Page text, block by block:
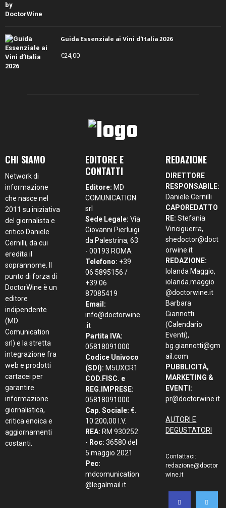
Guida Essenziale ai Vini d’Italia 2026
€24,00
CHI SIAMO
Network di
informazione
che nasce nel
2011 su iniziativa
del giornalista e
critico Daniele
Cernilli, da cui
eredita il
soprannome. Il
punto di forza di
DoctorWine è un
editore
indipendente
(MD
Comunication
srl) e la stretta
integrazione fra
web e prodotti
cartacei per
garantire
informazione
giornalistica,
critica enoica e
aggiornamenti
costanti.
EDITORE E
CONTATTI
Editore: MD
COMUNICATION
srl
Sede Legale: Via
Giovanni Pierluigi
da Palestrina, 63
- 00193 ROMA
Telefono: +39
06 5895156 /
+39 06
87085419
Email:
info@doctorwine
.it
Partita IVA:
05818091000
Codice Univoco
(SDI): M5UXCR1
COD.FISC. e
REG.IMPRESE:
05818091000
Cap. Sociale: €.
10.200,00 I.V.
REA: RM 930252
- Roc: 36580 del
5 maggio 2021
Pec:
mdcomunication
@legalmail.it
REDAZIONE
DIRETTORE
RESPONSABILE:
Daniele Cernilli
CAPOREDATTO
RE: Stefania
Vinciguerra,
shedoctor@doct
orwine.it
REDAZIONE:
Iolanda Maggio,
iolanda.maggio
@doctorwine.it
Barbara
Giannotti
(Calendario
Eventi),
bg.giannotti@gm
ail.com
PUBBLICITÀ,
MARKETING &
EVENTI:
pr@doctorwine.it
AUTORI E
DEGUSTATORI
Contattaci:
redazione@doctor
wine.it